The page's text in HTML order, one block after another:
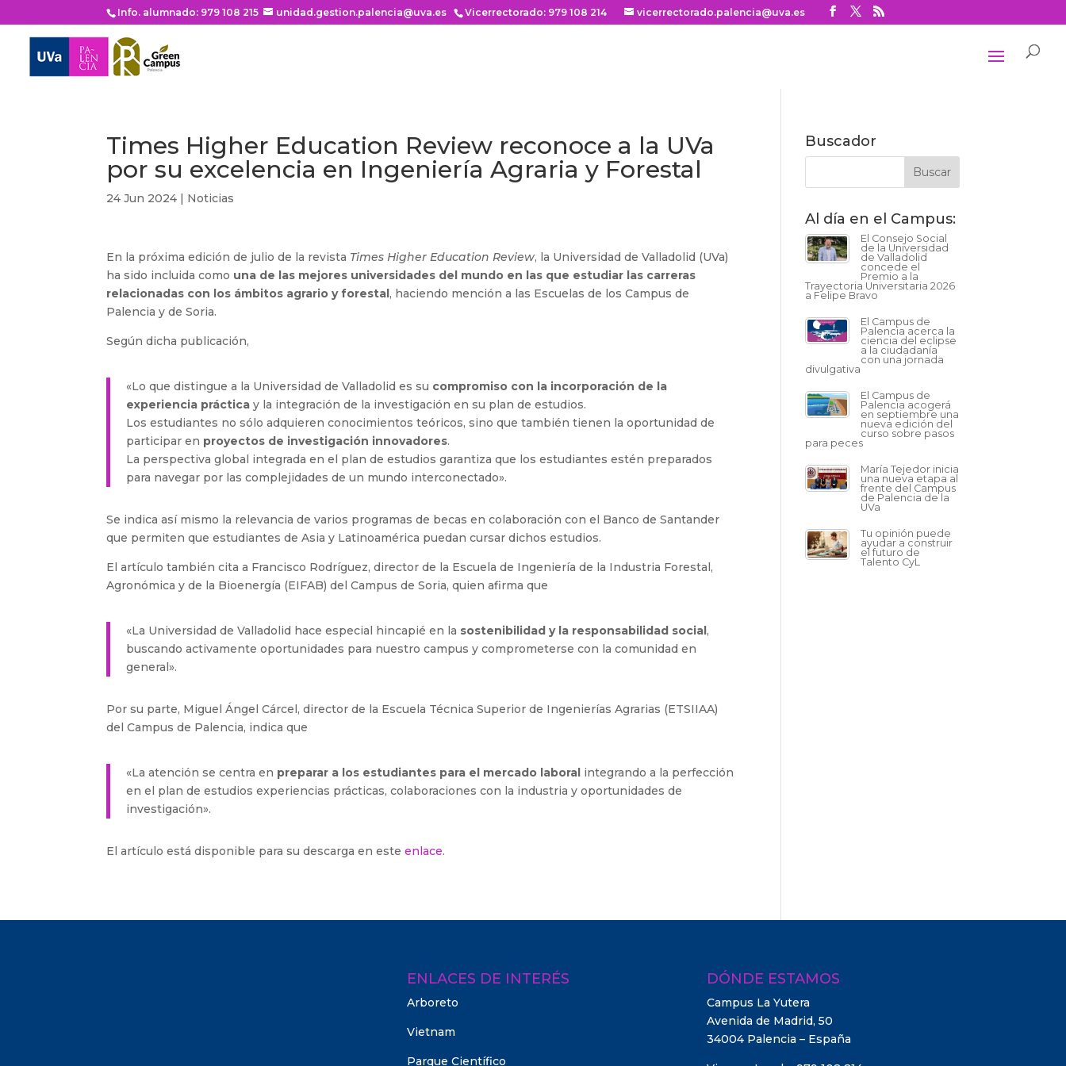
Info. alumnado: 979 108 215 unidad.gestion.palencia@uva.es Vicerrectorado: 979 108 214 vicerrectorado.palencia@uva.es
Times Higher Education Review reconoce a la UVa
por su excelencia en Ingeniería Agraria y Forestal
24 Jun 2024 | Noticias
En la próxima edición de julio de la revista Times Higher Education Review, la Universidad de Valladolid (UVa)
ha sido incluida como una de las mejores universidades del mundo en las que estudiar las carreras
relacionadas con los ámbitos agrario y forestal, haciendo mención a las Escuelas de los Campus de
Palencia y de Soria.
Según dicha publicación,
«Lo que distingue a la Universidad de Valladolid es su compromiso con la incorporación de la
experiencia práctica y la integración de la investigación en su plan de estudios.
Los estudiantes no sólo adquieren conocimientos teóricos, sino que también tienen la oportunidad de
participar en proyectos de investigación innovadores.
La perspectiva global integrada en el plan de estudios garantiza que los estudiantes estén preparados
para navegar por las complejidades de un mundo interconectado».
Se indica así mismo la relevancia de varios programas de becas en colaboración con el Banco de Santander
que permiten que estudiantes de Asia y Latinoamérica puedan cursar dichos estudios.
El artículo también cita a Francisco Rodríguez, director de la Escuela de Ingeniería de la Industria Forestal,
Agronómica y de la Bioenergía (EIFAB) del Campus de Soria, quien afirma que
«La Universidad de Valladolid hace especial hincapié en la sostenibilidad y la responsabilidad social,
buscando activamente oportunidades para nuestro campus y comprometerse con la comunidad en
general».
Por su parte, Miguel Ángel Cárcel, director de la Escuela Técnica Superior de Ingenierías Agrarias (ETSIIAA)
del Campus de Palencia, indica que
«La atención se centra en preparar a los estudiantes para el mercado laboral integrando a la perfección
en el plan de estudios experiencias prácticas, colaboraciones con la industria y oportunidades de
investigación».
El artículo está disponible para su descarga en esteenlace.
Buscador
Al día en el Campus:
El Consejo Social
de la Universidad
de Valladolid
concede el
Premio a la
Trayectoria Universitaria 2026
a Felipe Bravo
El Campus de
Palencia acerca la
ciencia del eclipse
a la ciudadanía
con una jornada
divulgativa
El Campus de
Palencia acogerá
en septiembre una
nueva edición del
curso sobre pasos
para peces
María Tejedor inicia
una nueva etapa al
frente del Campus
de Palencia de la
UVa
Tu opinión puede
ayudar a construir
el futuro de
Talento CyL
ENLACES DE INTERÉS
Arboreto
Vietnam
Parque Científico
DÓNDE ESTAMOS
Campus La Yutera
Avenida de Madrid, 50
34004 Palencia – España